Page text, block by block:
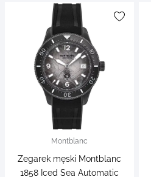
Montblanc
Zegarek męski Montblanc
1858 Iced Sea Automatic